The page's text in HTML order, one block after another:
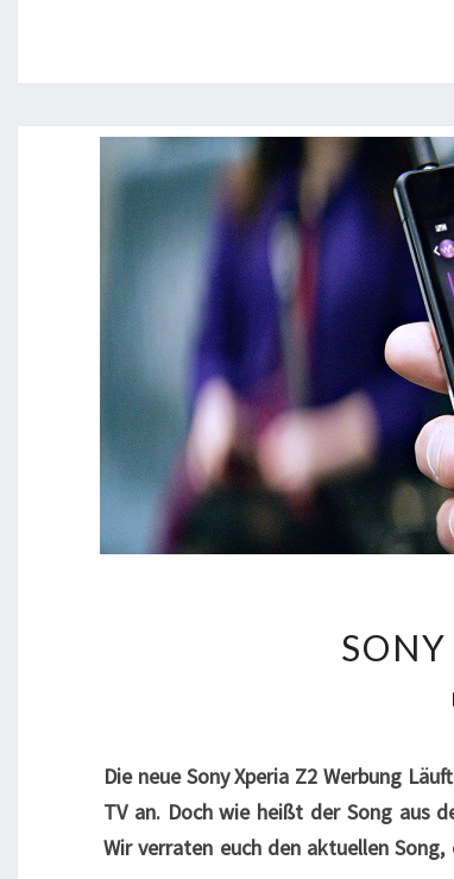
Die neue Sony Xperia Z2 Werbung
TV an. Doch wie heißt der Song aus
Wir verraten euch den aktuellen